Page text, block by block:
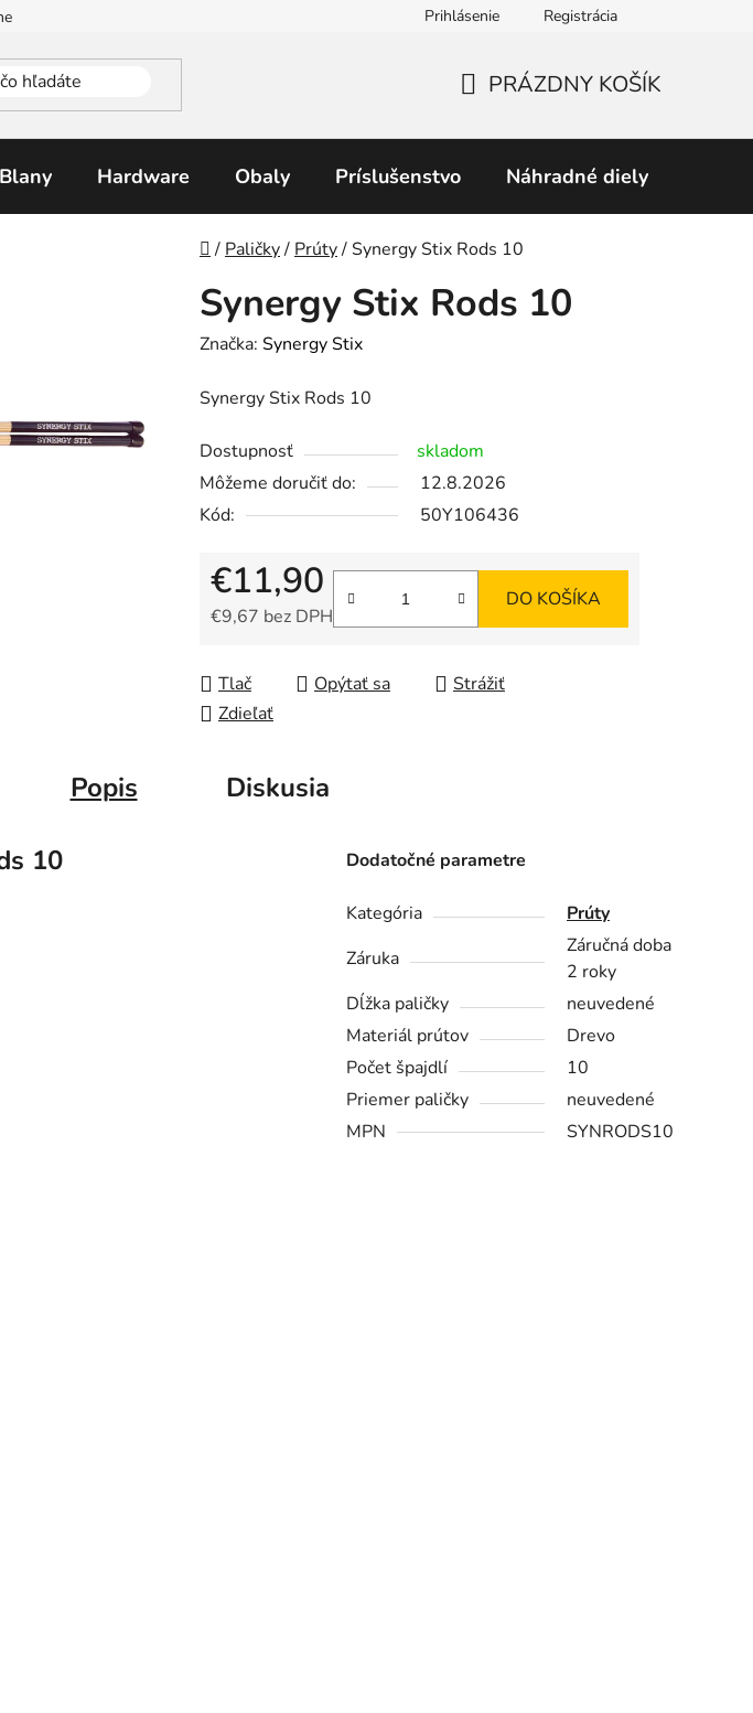
Methods Obchodné podmienky Predávané značky
Prihlásenie Registrácia
KOŠÍK
PRÁZDNY KOŠÍK
Blany Hardware Obaly Príslušenstvo Náhradné diely
Domov
/ Paličky/ Prúty/Synergy Stix Rods 10
Synergy Stix Rods 10
Značka: Synergy Stix
Synergy Stix Rods 10
Dostupnosť
skladom
Môžeme doručiť do:
12.8.2026
Kód:
50Y106436
€11,90
€9,67 bez DPH
DO KOŠÍKA
Tlač Opýtať sa
Strážiť
Zdieľať
Popis Diskusia
10 Dodatočné parametre
Kategória
Prúty
Záruka
Záručná doba
2 roky
Dĺžka paličky
neuvedené
Materiál prútov
Drevo
Počet špajdlí
10
Priemer paličky
neuvedené
MPN
SYNRODS10